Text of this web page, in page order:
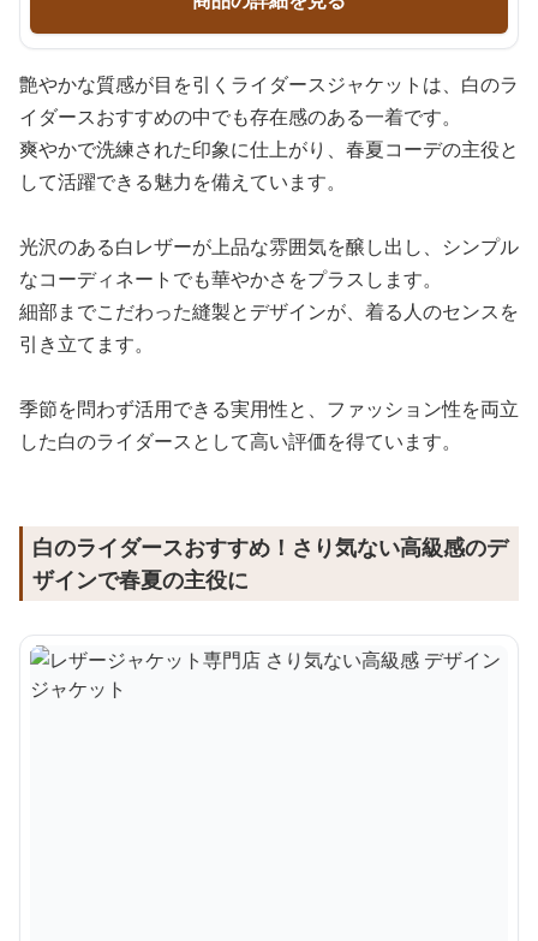
艶やかな質感が目を引くライダースジャケットは、白のラ
イダースおすすめの中でも存在感のある一着です。
爽やかで洗練された印象に仕上がり、春夏コーデの主役と
して活躍できる魅力を備えています。
光沢のある白レザーが上品な雰囲気を醸し出し、シンプル
なコーディネートでも華やかさをプラスします。
細部までこだわった縫製とデザインが、着る人のセンスを
引き立てます。
季節を問わず活用できる実用性と、ファッション性を両立
した白のライダースとして高い評価を得ています。
白のライダースおすすめ！さり気ない高級感のデ
ザインで春夏の主役に